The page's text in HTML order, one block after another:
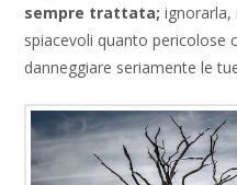
sempre trattata;
spiacevoli quanto pericolose
danneggiare seriamente le